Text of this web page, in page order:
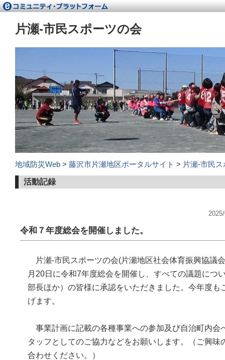
片瀬‐市民スポーツの会
地域防災Web > 藤沢市片瀬地区ポータルサイト > 片瀬‐市民
活動記録
令和７年度総会を開催しました。
片瀬-市民スポーツの会(片瀬地区社会体育振興協議
月20日に令和7年度総会を開催し、すべての議題につ
部長ほか）の皆様に承認をいただきました。今年度も
げます。
事業計画に記載の各種事業への参加及び自治町内会
タッフとしてのご協力などをお願いします。（ご興味
合わせください。）